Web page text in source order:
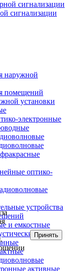
сигнализации
наружной
помещений
установки
электронные
оптико-
устройства
и емкостные
активные
Принять